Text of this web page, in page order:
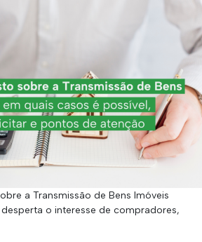
a Transmissão de Bens Imóveis
o interesse de compradores,